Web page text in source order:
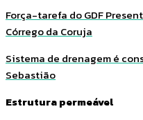
Força-tarefa do GDF
Córrego da Coruja
Sistema de drenagem é
Sebastião
Estrutura permeável